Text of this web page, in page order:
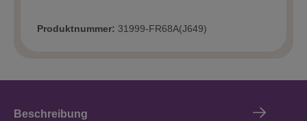
Produktnummer: 31999-FR68A(J649)
Beschreibung